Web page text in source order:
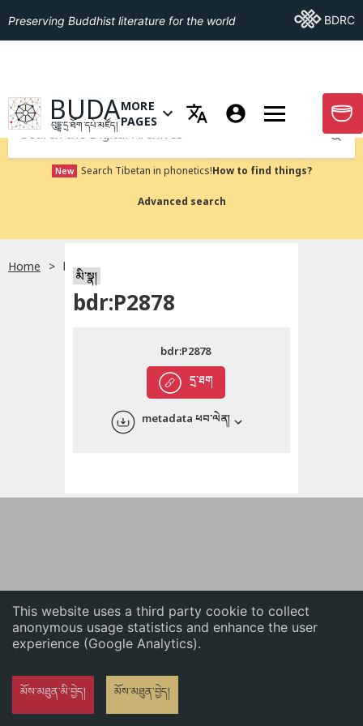
This website uses a third party cookie to collect
anonymous usage statistics and enhance the user
experience (Google Analytics).
མོས་མཐུན་མི་བྱེད། མོས་མཐུན་བྱེད།
English
Preserving Buddhist literature for the world Go ToBDRC
GO TO HOMEPAGE
BUDA
བུདྡྷ་དྲ་ཐོག་དཔེ་མཛོད།
OPEN MENU OF MORE PAGES
MORE
PAGES
GO
Submit
New Search Tibetan in phonetics!How to find things?
Advanced search
Home bdr:P2878
མི་སྣ།
bdr:P2878
དྲ་ཐག
bdr:P2878
metadata ཕབ་ལེན།